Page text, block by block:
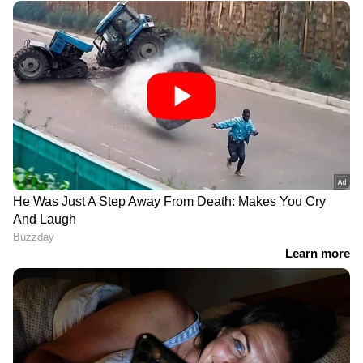
DOWNLOAD APP